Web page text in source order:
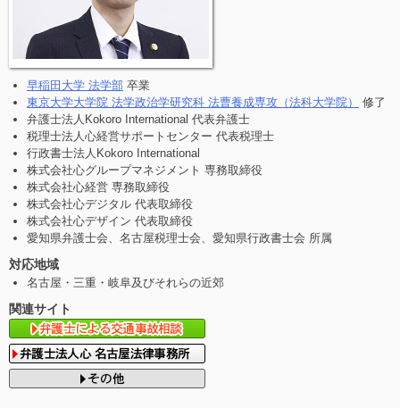
早稲田大学 法学部 卒業
東京大学大学院 法学政治学研究科 法曹養成専攻（法科大学院）
修了
弁護士法人Kokoro International 代表弁護士
税理士法人心経営サポートセンター 代表税理士
行政書士法人Kokoro International
株式会社心グループマネジメント 専務取締役
株式会社心経営 専務取締役
株式会社心デジタル 代表取締役
株式会社心デザイン 代表取締役
愛知県弁護士会、名古屋税理士会、愛知県行政書士会 所属
対応地域
名古屋・三重・岐阜及びそれらの近郊
関連サイト